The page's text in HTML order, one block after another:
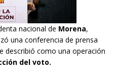
nacional de Morena,
una conferencia de prensa
describió como una operación
del voto.